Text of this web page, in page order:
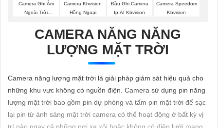
SẢN
PHẨM
LẮP
ĐẶT
Camera Ghi Âm
Ngoài Trời
Camera Kbvision
Hồng Ngoại
Đầu Ghi Camera
Ip AI Kbvision
Camera Speedom
Kbvision
CAMERA NĂNG NĂNG
LƯỢNG MẶT TRỜI
Camera năng lượng mặt trời là giải pháp giám sát hiệu quả cho
những khu vực không có nguồn điện. Camera sử dụng pin năng
lượng mặt trời bao gồm pin dự phòng và tấm pin mặt trời để sạc
lại pin từ ánh sáng mặt trời camera có thể hoạt động ở bất kỳ vị
trí nào ngay cả những nơi xa xôi hoặc không có điện lưới mang